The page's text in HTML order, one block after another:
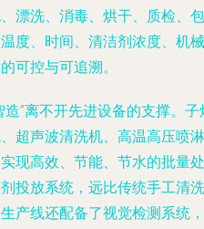
漂洗、消毒、烘干、质检、
度、时间、清洁剂浓度、机
可控与可追溯。
造”离不开先进设备的支撑。
超声波清洗机、高温高压喷
现高效、节能、节水的批量
投放系统，远比传统手工清
产线还配备了视觉检测系统